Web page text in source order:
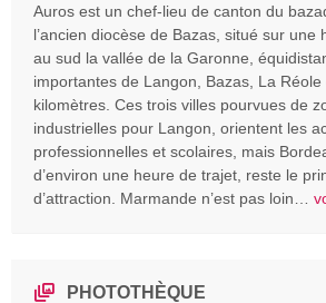
Auros est un chef-lieu de canton du
l’ancien diocèse de Bazas, situé sur une
au sud la vallée de la Garonne,
importantes de Langon, Bazas, La Réole
kilomètres. Ces trois villes pourvues de
industrielles pour Langon, orientent les
professionnelles et scolaires, mais
d’environ une heure de trajet, reste le
d’attraction. Marmande n’est pas loin…
PHOTOTHÈQUE